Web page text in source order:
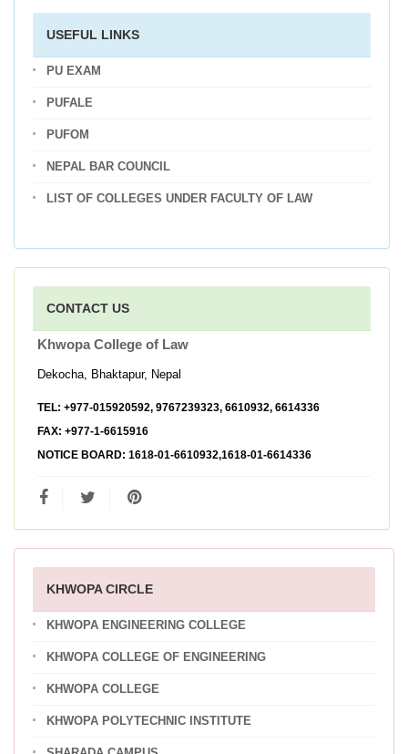
USEFUL LINKS
PU EXAM
PUFALE
PUFOM
NEPAL BAR COUNCIL
LIST OF COLLEGES UNDER FACULTY OF LAW
CONTACT US
Khwopa College of Law
Dekocha, Bhaktapur, Nepal
TEL: +977-015920592, 9767239323, 6610932, 6614336
FAX: +977-1-6615916
NOTICE BOARD: 1618-01-6610932,1618-01-6614336
KHWOPA CIRCLE
KHWOPA ENGINEERING COLLEGE
KHWOPA COLLEGE OF ENGINEERING
KHWOPA COLLEGE
KHWOPA POLYTECHNIC INSTITUTE